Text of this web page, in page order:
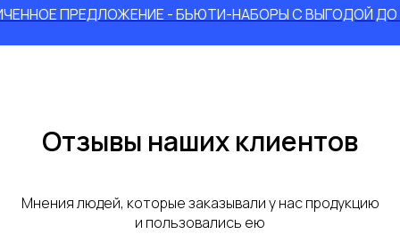
ПРЕДЛОЖЕНИЕ - БЬЮТИ-НАБОРЫ С ВЫГОДОЙ ДО 15%
Отзывы наших клиентов
Мнения людей, которые заказывали у нас продукцию
и пользовались ею